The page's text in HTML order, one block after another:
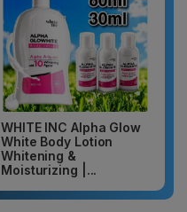
WHITE INC Alpha Glow
White Body Lotion
Whitening &
Moisturizing |...